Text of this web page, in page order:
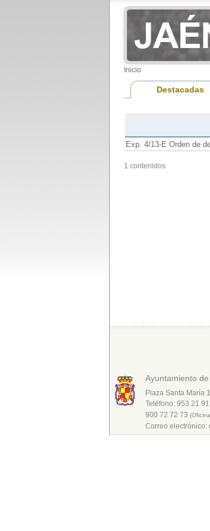
Inicio
Destacadas
Exp. 4/13-E Orden de
1 contenidos
Ayuntamiento
Plaza Santa María
Teléfono: 953 21
900 72 72 73
Correo electrónico: